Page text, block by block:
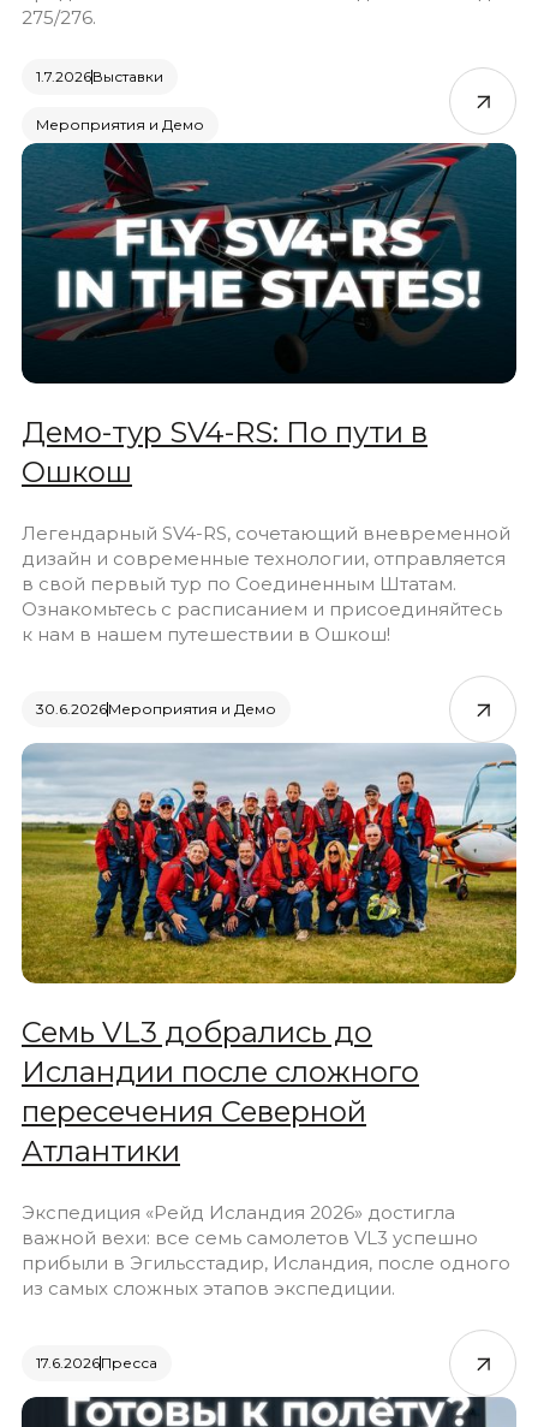
275/276.
1.7.2026Выставки
Мероприятия и Демо
Демо-тур SV4-RS: По пути в
Ошкош
Легендарный SV4-RS, сочетающий вневременной
дизайн и современные технологии, отправляется
в свой первый тур по Соединенным Штатам.
Ознакомьтесь с расписанием и присоединяйтесь
к нам в нашем путешествии в Ошкош!
30.6.2026Мероприятия и Демо
Семь VL3 добрались до
Исландии после сложного
пересечения Северной
Атлантики
Экспедиция «Рейд Исландия 2026» достигла
важной вехи: все семь самолетов VL3 успешно
прибыли в Эгильсстадир, Исландия, после одного
из самых сложных этапов экспедиции.
17.6.2026Пресса